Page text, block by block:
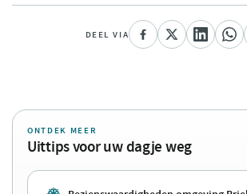
DEEL VIA
ONTDEK MEER
Uittips voor uw dagje weg